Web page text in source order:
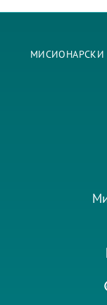
МИСИОНАРСКИ